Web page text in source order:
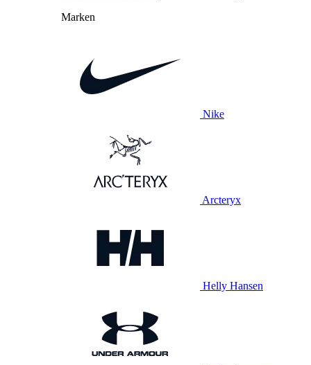
Marken
Nike
Arcteryx
Helly Hansen